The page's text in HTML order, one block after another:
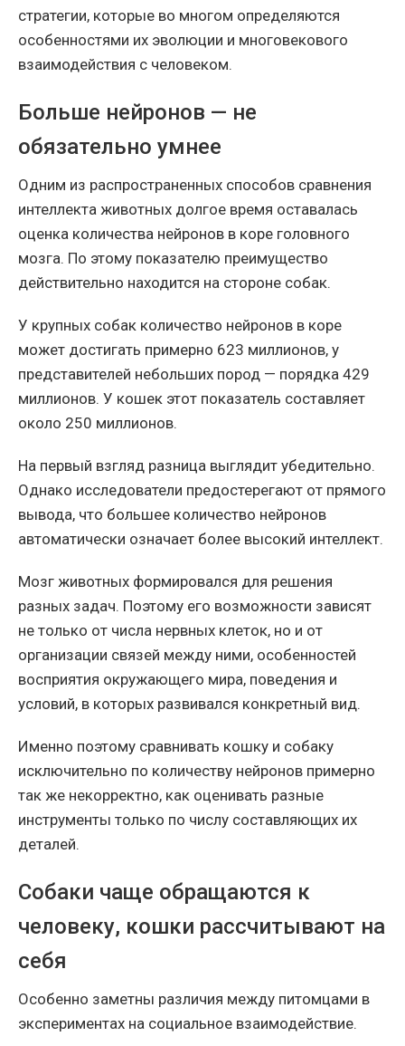
стратегии, которые во многом определяются
особенностями их эволюции и многовекового
взаимодействия с человеком.
Больше нейронов — не
обязательно умнее
Одним из распространенных способов сравнения
интеллекта животных долгое время оставалась
оценка количества нейронов в коре головного
мозга. По этому показателю преимущество
действительно находится на стороне собак.
У крупных собак количество нейронов в коре
может достигать примерно 623 миллионов, у
представителей небольших пород — порядка 429
миллионов. У кошек этот показатель составляет
около 250 миллионов.
На первый взгляд разница выглядит убедительно.
Однако исследователи предостерегают от прямого
вывода, что большее количество нейронов
автоматически означает более высокий интеллект.
Мозг животных формировался для решения
разных задач. Поэтому его возможности зависят
не только от числа нервных клеток, но и от
организации связей между ними, особенностей
восприятия окружающего мира, поведения и
условий, в которых развивался конкретный вид.
Именно поэтому сравнивать кошку и собаку
исключительно по количеству нейронов примерно
так же некорректно, как оценивать разные
инструменты только по числу составляющих их
деталей.
Собаки чаще обращаются к
человеку, кошки рассчитывают на
себя
Особенно заметны различия между питомцами в
экспериментах на социальное взаимодействие.